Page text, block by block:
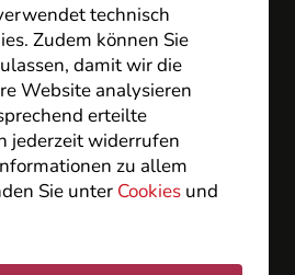
technisch
Zudem können Sie
damit wir die
Website analysieren
erteilte
jederzeit widerrufen
zu allem
Sie unter Cookies und